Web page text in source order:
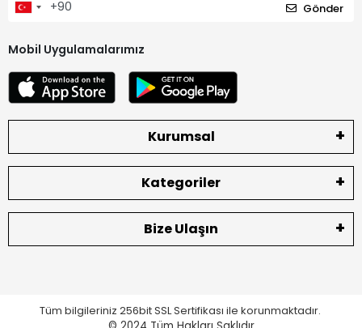
Gönder
Mobil Uygulamalarımız
Kurumsal
Kategoriler
Bize Ulaşın
Tüm bilgileriniz 256bit SSL Sertifikası ile korunmaktadır.